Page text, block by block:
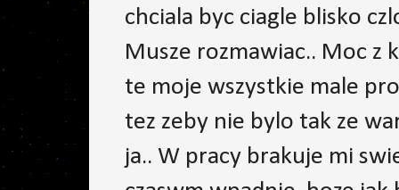
chciala byc ciagle blisko
Musze rozmawiac.. Moc z
te moje wszystkie male
tez zeby nie bylo tak ze
ja.. W pracy brakuje mi